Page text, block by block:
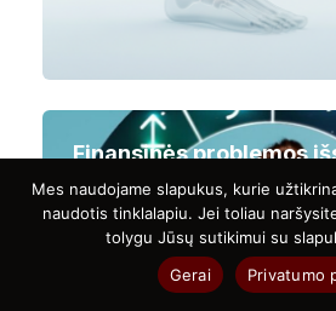
Finansinės problemos
savaime: keturi Zodiako
išgyvena „sėkmę“
Mes naudojame slapukus, kurie
naudotis tinklalapiu. Jei toliau
tolygu Jūsų sutikimui su
Gerai
Privatumo